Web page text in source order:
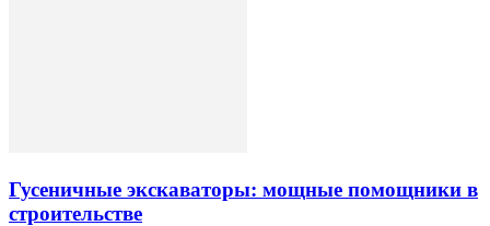
Гусеничные экскаваторы: мощные помощники в
строительстве